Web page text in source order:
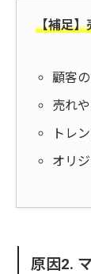
【補足】
顧客
売れ
トレ
オリ
原因2.